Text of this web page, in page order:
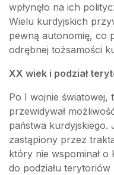
wpłynęło na ich
Wielu kurdyjskich
pewną autonomię, co
odrębnej tożsamości
XX wiek i podział
Po I wojnie światowej,
przewidywał
państwa kurdyjskiego.
zastąpiony przez
który nie wspominał o
do podziału